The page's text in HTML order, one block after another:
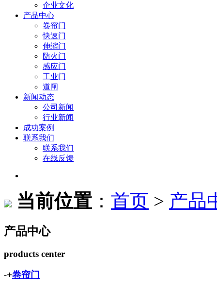
企业文化
产品中心
卷帘门
快速门
伸缩门
防火门
感应门
工业门
道闸
新闻动态
公司新闻
行业新闻
成功案例
联系我们
联系我们
在线反馈
当前位置 ： 首页 > 产品
产品中心
products center
-+卷帘门